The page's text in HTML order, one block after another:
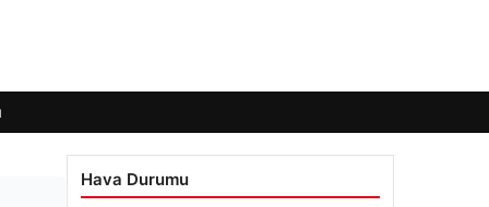
Hava Durumu